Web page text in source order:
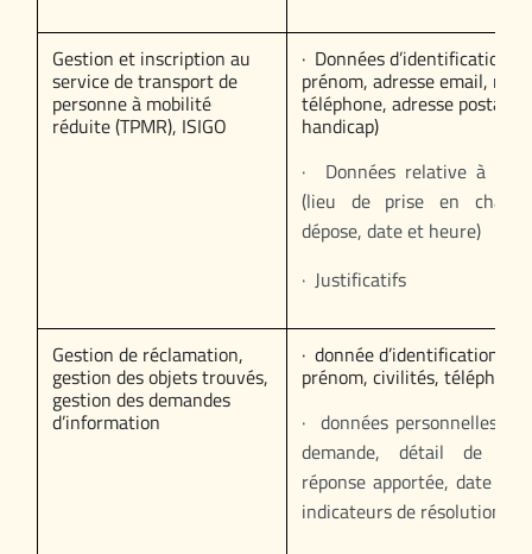
Gestion et inscription au
service de transport de
personne à mobilité
réduite (TPMR), ISIGO
· Données d’identification
prénom, adresse email,
téléphone, adresse postale,
handicap)
· Données relative à la
(lieu de prise en
dépose, date et heure)
· Justificatifs
Gestion de réclamation,
gestion des objets trouvés,
gestion des demandes
d’information
· donnée d’identification
prénom, civilités,
· données personnelles
demande, détail de la
réponse apportée, date des
indicateurs de résolution)